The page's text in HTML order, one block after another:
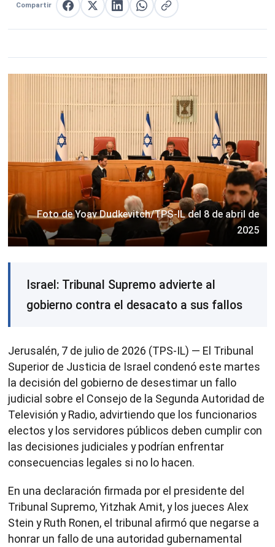
Compartir Compartir en Facebook
Compartir en X
Compartir en LinkedIn
Compartir en WhatsApp
Copiar enlace
Foto de Yoav Dudkevitch/TPS-IL del 8 de abril de
2025
Israel: Tribunal Supremo advierte al
gobierno contra el desacato a sus fallos
Jerusalén, 7 de julio de 2026 (TPS-IL) — El Tribunal
Superior de Justicia de Israel condenó este martes
la decisión del gobierno de desestimar un fallo
judicial sobre el Consejo de la Segunda Autoridad de
Televisión y Radio, advirtiendo que los funcionarios
electos y los servidores públicos deben cumplir con
las decisiones judiciales y podrían enfrentar
consecuencias legales si no lo hacen.
En una declaración firmada por el presidente del
Tribunal Supremo, Yitzhak Amit, y los jueces Alex
Stein y Ruth Ronen, el tribunal afirmó que negarse a
honrar un fallo de una autoridad gubernamental